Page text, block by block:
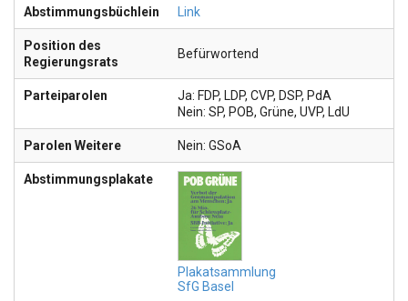
Abstimmungsbüchlein Link
Position des
Regierungsrats
Befürwortend
Parteiparolen
Ja: FDP, LDP, CVP, DSP, PdA
Nein: SP, POB, Grüne, UVP, LdU
Parolen Weitere Nein: GSoA
Abstimmungsplakate
Plakatsammlung
SfG Basel